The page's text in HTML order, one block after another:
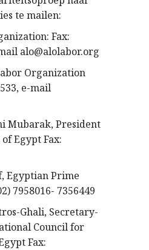
te mailen:
Fax:
alo@alolabor.org
Organization
e-mail
Mubarak, President
Egypt Fax:
Egyptian Prime
7958016- 7356449
Ghali, Secretary-
Council for
Fax: